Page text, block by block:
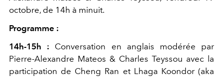
octobre, de 14h à minuit.
Programme :
14h-15h : Conversation en anglais modérée par
Pierre-Alexandre Mateos & Charles Teyssou avec la
participation de Cheng Ran et Lhaga Koondor (aka